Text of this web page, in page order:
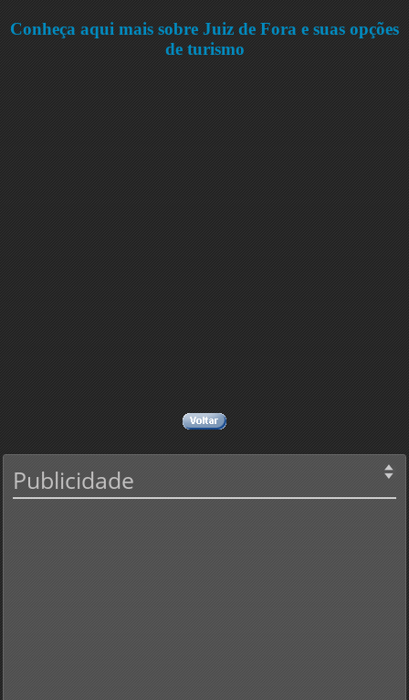
Conheça aqui mais sobre Juiz de Fora e suas opções
de turismo
Publicidade